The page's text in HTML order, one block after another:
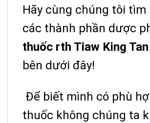
Hãy cùng chúng tôi tìm
các thành phần dược
thuốc rth Tiaw King Tan
bên dưới đây!
Để biết mình có phù
thuốc không chúng ta